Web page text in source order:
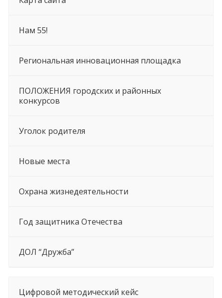
Нам 55!
Региональная инновационная площадка
ПОЛОЖЕНИЯ городских и районных
конкурсов
Уголок родителя
Новые места
Охрана жизнедеятельности
Год защитника Отечества
ДОЛ “Дружба”
Цифровой методический кейс